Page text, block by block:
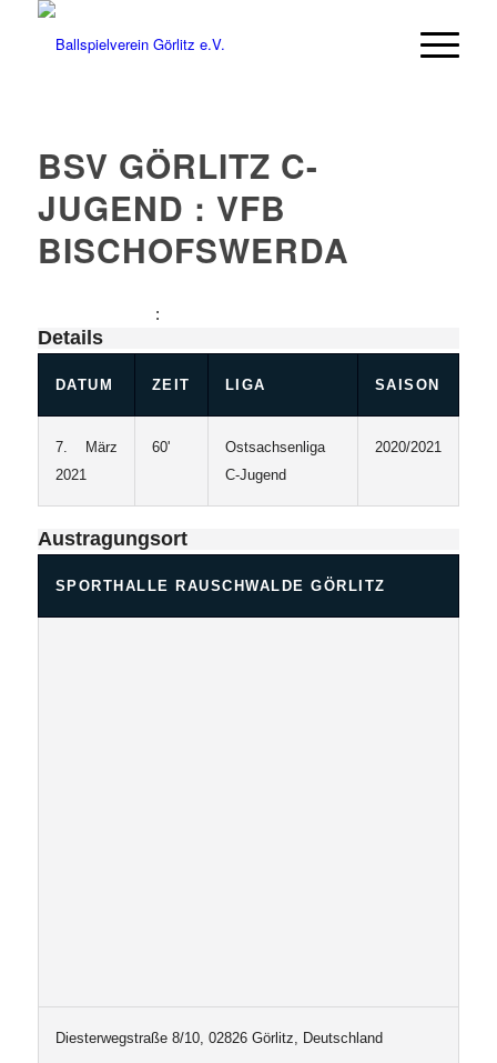
BSV GÖRLITZ C-
JUGEND : VFB
BISCHOFSWERDA
:
Details
DATUM ZEIT LIGA SAISON
7. März
2021
60'
Ostsachsenliga
C-Jugend
2020/2021
Austragungsort
SPORTHALLE RAUSCHWALDE GÖRLITZ
Diesterwegstraße 8/10, 02826 Görlitz, Deutschland